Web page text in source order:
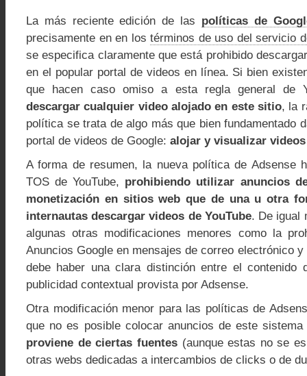
La más reciente edición de las políticas de
precisamente en en los términos de uso del servicio
se especifica claramente que está prohibido
en el popular portal de videos en línea. Si bien
que hacen caso omiso a esta regla general de
descargar cualquier video alojado en este sitio, la
política se trata de algo más que bien fundamentado
portal de videos de Google: alojar y visualizar
A forma de resumen, la nueva política de Adsense
TOS de YouTube, prohibiendo utilizar anuncios
monetización en sitios web que de una u otra
internautas descargar videos de YouTube. De igual
algunas otras modificaciones menores como la
Anuncios Google en mensajes de correo electrónico
debe haber una clara distinción entre el
publicidad contextual provista por Adsense.
Otra modificación menor para las políticas de
que no es posible colocar anuncios de este
proviene de ciertas fuentes(aunque estas no se
otras webs dedicadas a intercambios de clicks o de